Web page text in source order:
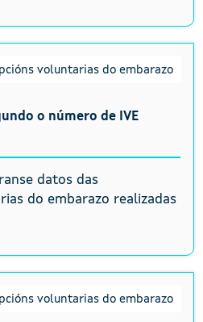
voluntarias do embarazo
o número de IVE
datos das
do embarazo realizadas
voluntarias do embarazo